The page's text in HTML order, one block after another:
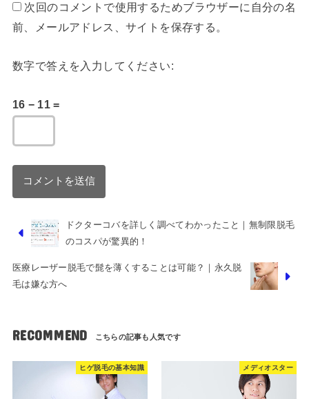
次回のコメントで使用するためブラウザーに自分の名
前、メールアドレス、サイトを保存する。
数字で答えを入力してください:
16 − 11 =
ドクターコバを詳しく調べてわかったこと｜無制限脱毛
のコスパが驚異的！
医療レーザー脱毛で髭を薄くすることは可能？｜永久脱
毛は嫌な方へ
RECOMMEND
ヒゲ脱毛の基本知識 メディオスター